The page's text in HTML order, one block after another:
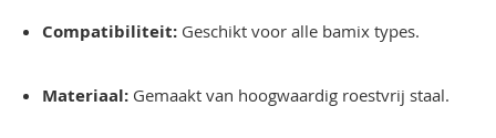
Compatibiliteit: Geschikt voor alle bamix types.
Materiaal: Gemaakt van hoogwaardig roestvrij staal.